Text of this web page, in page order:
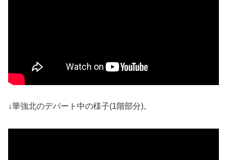
↓華強北のデパート中の様子(1階部分)。